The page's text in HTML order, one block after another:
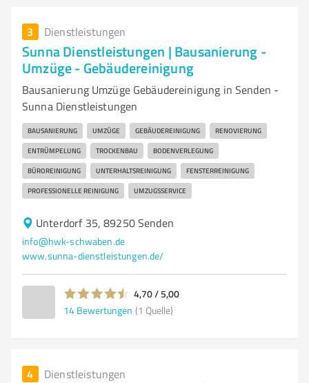
3 Dienstleistungen
Sunna Dienstleistungen | Bausanierung -
Umzüge - Gebäudereinigung
Bausanierung Umzüge Gebäudereinigung in Senden -
Sunna Dienstleistungen
BAUSANIERUNG UMZÜGE GEBÄUDEREINIGUNG RENOVIERUNG
ENTRÜMPELUNG TROCKENBAU BODENVERLEGUNG
BÜROREINIGUNG UNTERHALTSREINIGUNG FENSTERREINIGUNG
PROFESSIONELLE REINIGUNG UMZUGSSERVICE
Unterdorf 35, 89250 Senden
info@hwk-schwaben.de
www.sunna-dienstleistungen.de/
4,70 / 5,00
14 Bewertungen (1 Quelle)
4 Dienstleistungen